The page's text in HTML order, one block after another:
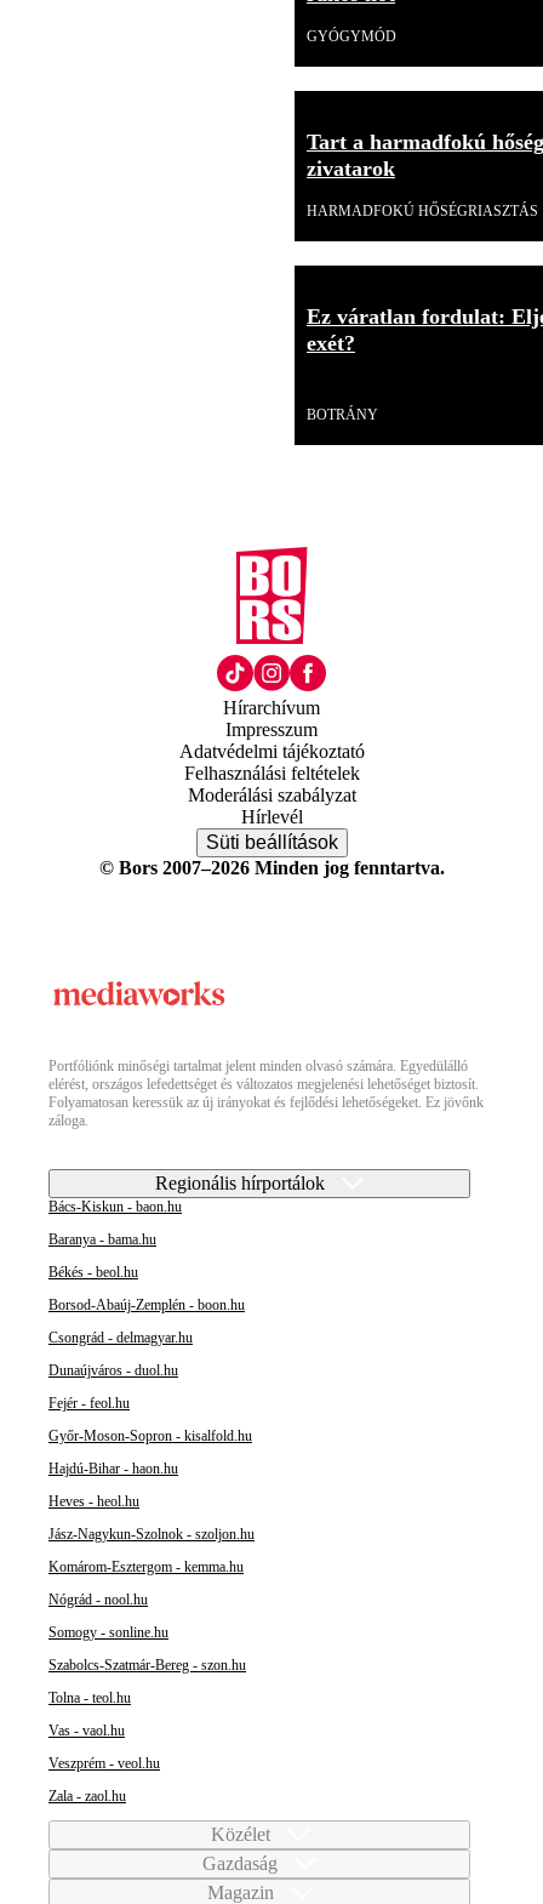
GYÓGYMÓD
Tart a harmadfokú
zivatarok
HARMADFOKÚ HŐSÉGRIASZTÁS
Ez váratlan fordulat:
exét?
BOTRÁNY
Hírarchívum
Impresszum
Adatvédelmi tájékoztató
Felhasználási feltételek
Moderálási szabályzat
Hírlevél
Süti beállítások
© Bors 2007–2026 Minden jog fenntartva.
Portfóliónk minőségi tartalmat jelent minden olvasó számára. Egyedülálló
elérést, országos lefedettséget és változatos megjelenési lehetőséget biztosít.
Folyamatosan keressük az új irányokat és fejlődési lehetőségeket. Ez jövőnk
záloga.
Regionális hírportálok
Bács-Kiskun - baon.hu
Baranya - bama.hu
Békés - beol.hu
Borsod-Abaúj-Zemplén - boon.hu
Csongrád - delmagyar.hu
Dunaújváros - duol.hu
Fejér - feol.hu
Győr-Moson-Sopron - kisalfold.hu
Hajdú-Bihar - haon.hu
Heves - heol.hu
Jász-Nagykun-Szolnok - szoljon.hu
Komárom-Esztergom - kemma.hu
Nógrád - nool.hu
Somogy - sonline.hu
Szabolcs-Szatmár-Bereg - szon.hu
Tolna - teol.hu
Vas - vaol.hu
Veszprém - veol.hu
Zala - zaol.hu
Közélet
Gazdaság
Magazin